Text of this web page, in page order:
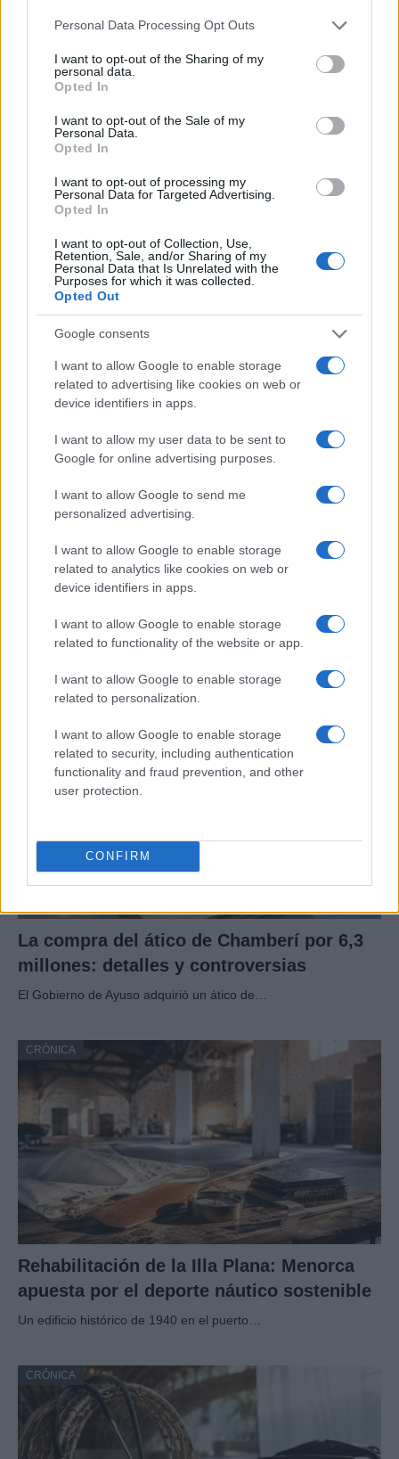
Please note that this website/app uses one or more Google
not limited to your visit or usage behaviour. You may click to
grant or deny consent to Google and its third-party tags to
use your data for below specified purposes in below Google
consent section.
Personal Data Processing Opt Outs
I want to opt-out of the Sharing of my
personal data.
Opted In
I want to opt-out of the Sale of my
Personal Data.
Opted In
I want to opt-out of processing my
Personal Data for Targeted Advertising.
Opted In
I want to opt-out of Collection, Use,
Retention, Sale, and/or Sharing of my
Personal Data that Is Unrelated with the
Purposes for which it was collected.
Opted Out
Google consents
I want to allow Google to enable storage
related to advertising like cookies on web or
device identifiers in apps.
I want to allow my user data to be sent to
Google for online advertising purposes.
I want to allow Google to send me
personalized advertising.
I want to allow Google to enable storage
related to analytics like cookies on web or
device identifiers in apps.
I want to allow Google to enable storage
related to functionality of the website or app.
I want to allow Google to enable storage
related to personalization.
I want to allow Google to enable storage
related to security, including authentication
functionality and fraud prevention, and other
user protection.
CONFIRM
CRÓNICA
Curso de verano de la Universidad de La
Rioja finaliza con celebración
gastronómica
La Universidad de La Rioja despidió a 60…
CRÓNICA
Cómo escribir crónicas culturales con
profundidad y rigor
Explora las técnicas esenciales para escribir crónicas
La compra del ático de Chamberí por 6,3
millones: detalles y controversias
El Gobierno de Ayuso adquirió un ático de…
CRÓNICA
Rehabilitación de la Illa Plana: Menorca
apuesta por el deporte náutico sostenible
Un edificio histórico de 1940 en el puerto…
CRÓNICA